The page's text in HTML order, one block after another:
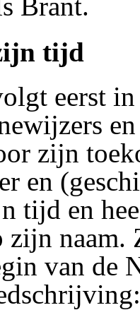
Brant.
tijd
eerst
zijn
en
tijd en
zijn
van de